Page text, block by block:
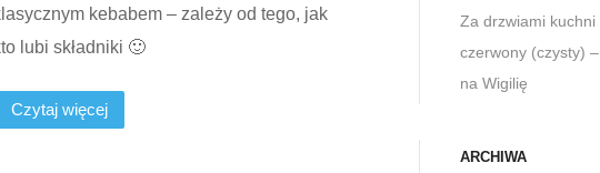
kebabem – zależy od tego, jak
lubi składniki 🙂
Czytaj więcej
Za drzwiami kuchni
czerwony (czysty)
na Wigilię
ARCHIWA